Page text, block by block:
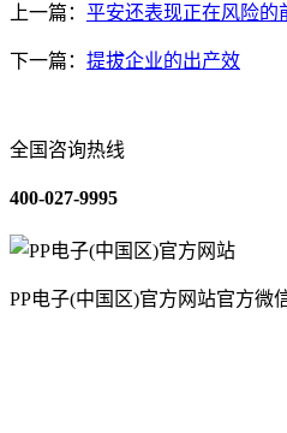
上一篇： 平安还表现正在风险的
下一篇： 提拔企业的出产效
全国咨询热线
400-027-9995
PP电子(中国区)官方网站官方微